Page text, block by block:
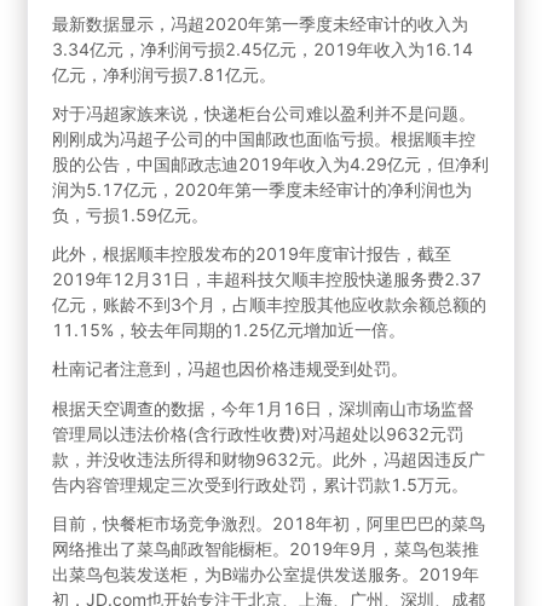
最新数据显示，冯超2020年第一季度未经审计的收入为
3.34亿元，净利润亏损2.45亿元，2019年收入为16.14
亿元，净利润亏损7.81亿元。
对于冯超家族来说，快递柜台公司难以盈利并不是问题。
刚刚成为冯超子公司的中国邮政也面临亏损。根据顺丰控
股的公告，中国邮政志迪2019年收入为4.29亿元，但净利
润为5.17亿元，2020年第一季度未经审计的净利润也为
负，亏损1.59亿元。
此外，根据顺丰控股发布的2019年度审计报告，截至
2019年12月31日，丰超科技欠顺丰控股快递服务费2.37
亿元，账龄不到3个月，占顺丰控股其他应收款余额总额的
11.15%，较去年同期的1.25亿元增加近一倍。
杜南记者注意到，冯超也因价格违规受到处罚。
根据天空调查的数据，今年1月16日，深圳南山市场监督
管理局以违法价格(含行政性收费)对冯超处以9632元罚
款，并没收违法所得和财物9632元。此外，冯超因违反广
告内容管理规定三次受到行政处罚，累计罚款1.5万元。
目前，快餐柜市场竞争激烈。2018年初，阿里巴巴的菜鸟
网络推出了菜鸟邮政智能橱柜。2019年9月，菜鸟包装推
出菜鸟包装发送柜，为B端办公室提供发送服务。2019年
初，JD.com也开始专注于北京、上海、广州、深圳、成都